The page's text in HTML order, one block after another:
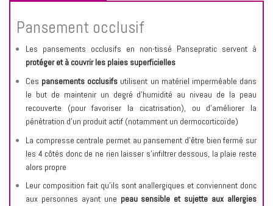
Pansement occlusif
Les pansements occlusifs en non-tissé Pansepratic servent à
protéger et à couvrir les plaies superficielles
Ces pansements occlusifs utilisent un matériel imperméable dans
le but de maintenir un degré d’humidité au niveau de la peau
recouverte (pour favoriser la cicatrisation), ou d’améliorer la
pénétration d’un produit actif (notamment un dermocorticoïde)
La compresse centrale permet au pansement d’être bien fermé sur
les 4 côtés donc de ne rien laisser s’infiltrer dessous, la plaie reste
alors propre
Leur composition fait qu’ils sont anallergiques et conviennent donc
aux personnes ayant une peau sensible et sujette aux allergies